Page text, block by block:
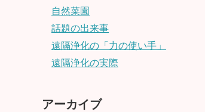
自然菜園
話題の出来事
遠隔浄化の「力の使い手」
遠隔浄化の実際
アーカイブ